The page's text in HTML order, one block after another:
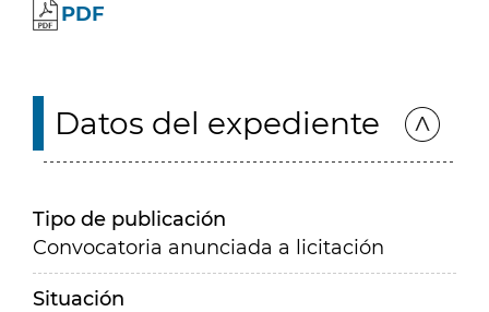
PDF
Datos del expediente
Tipo de publicación
Convocatoria anunciada a licitación
Situación